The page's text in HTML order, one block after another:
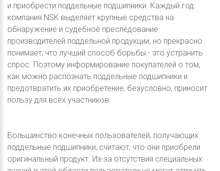
и приобрести поддельные подшипники. Каждый год
компания NSK выделяет крупные средства на
обнаружение и судебное преследование
производителей поддельной продукции, но прекрасно
понимает, что лучший способ борьбы - это устранить
спрос. Поэтому информирование покупателей о том,
как можно распознать поддельные подшипники и
предотвратить их приобретение, безусловно, приносит
пользу для всех участников.
Большинство конечных пользователей, получающих
поддельные подшипники, считают, что они приобрели
оригинальный продукт. Из-за отсутствия специальных